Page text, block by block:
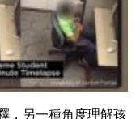
，另一種角度理解孩